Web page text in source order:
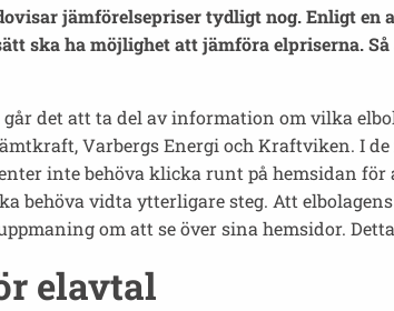
jämförelsepriser tydligt nog. Enligt
ska ha möjlighet att jämföra elpriserna.
det att ta del av information om vilka
Varbergs Energi och Kraftviken. I
inte behöva klicka runt på hemsidan
behöva vidta ytterligare steg. Att
om att se över sina hemsidor.
elavtal